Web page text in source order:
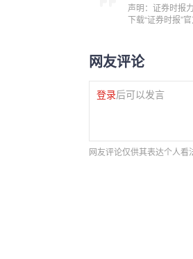
声明：证券时报
下载“证券时报”
网友评论
登录后可以发言
网友评论仅供其表达个人看